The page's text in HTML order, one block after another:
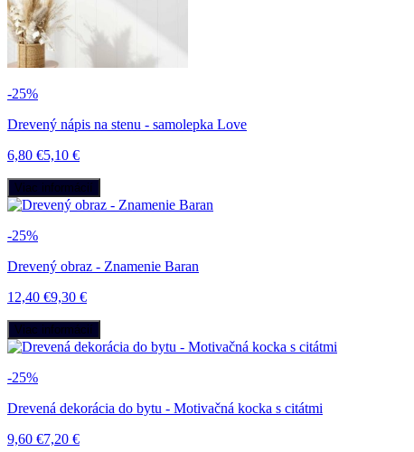
-25%
Drevený nápis na stenu - samolepka Love
6,80 €5,10 €
Viac informácií
-25%
Drevený obraz - Znamenie Baran
12,40 €9,30 €
Viac informácií
-25%
Drevená dekorácia do bytu - Motivačná kocka s citátmi
9,60 €7,20 €